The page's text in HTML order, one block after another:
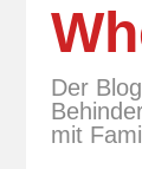
Der
mit